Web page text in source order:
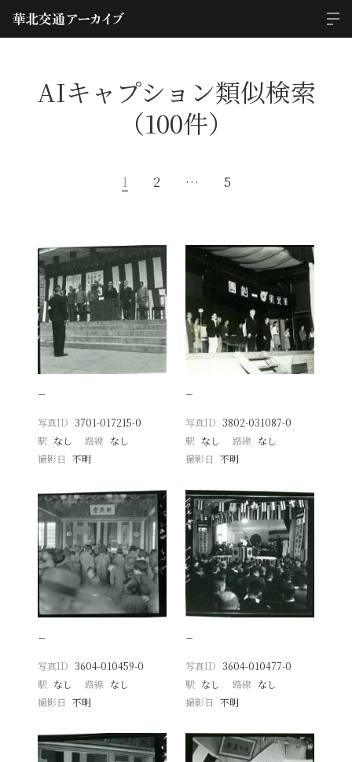
AIキャプション類似検索
（100件）
1 2 … 5
−
写真ID 3701-017215-0
駅 なし 路線 なし
撮影日
不明
−
写真ID 3802-031087-0
駅 なし 路線 なし
撮影日 不明
−
写真ID 3604-010459-0
駅 なし 路線 なし
撮影日
不明
−
写真ID 3604-010477-0
駅 なし 路線 なし
撮影日 不明